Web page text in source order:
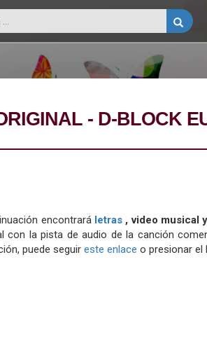
- D-BLOCK
encontrará letras , video musical
con la pista de audio de la canción
puede seguir este enlace o presionar el